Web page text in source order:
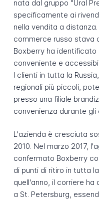
nata dal gruppo "Ural
specificamente ai
nella vendita a
commerce russo stava
Boxberry ha
conveniente e
I clienti in tutta la
regionali più piccoli,
presso una filiale
convenienza durante gli
L'azienda è cresciuta
2010. Nel marzo 2017,
confermato Boxberry
di punti di ritiro in tutta
quell'anno, il corriere ha
a St. Petersburg,